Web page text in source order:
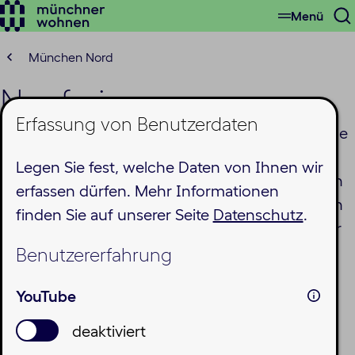
Erfassung von Benutzerdaten
Legen Sie fest, welche Daten von Ihnen wir
erfassen dürfen. Mehr Informationen
finden Sie auf unserer Seite Datenschutz.
Benutzererfahrung
YouTube
deaktiviert
Zum
springen
Menü
München Nord
Neufreimann
Auf dem Gelände der ehemaligen Bayernkaserne
Gewerbegebiet an der Heidemannstraße soll ein
neues Stadtquartier mit rund 5.500 Wohnungen
für bis zu 15.000 Menschen entstehen. Auch wir
engagieren uns in diesem Gebiet.
MU1 (12)